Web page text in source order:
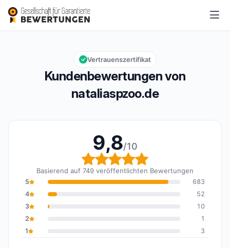
nataliaspzoo.de
Gesamtbewertung: 9,8 von 10
9,8/10
Kundenbewertungen von
nataliaspzoo.de
Vertrauenszertifikat
9,8/10
Gesamtbewertung: 9,8
Basierend auf 749 veröffentlichten Bewertungen
5
683
4
52
3
10
2
1
1
3